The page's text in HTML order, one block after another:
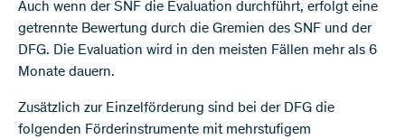
Auch wenn der SNF die Evaluation durchführt, erfolgt eine
getrennte Bewertung durch die Gremien des SNF und der
DFG. Die Evaluation wird in den meisten Fällen mehr als 6
Monate dauern.
Zusätzlich zur Einzelförderung sind bei der DFG die
folgenden Förderinstrumente mit mehrstufigem